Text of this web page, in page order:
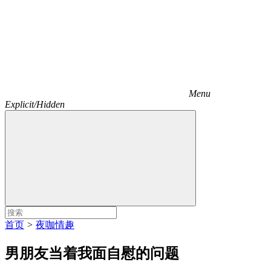
Menu
Explicit/Hidden
首页 > 夜咖情趣
男朋友当着我面自慰的问题